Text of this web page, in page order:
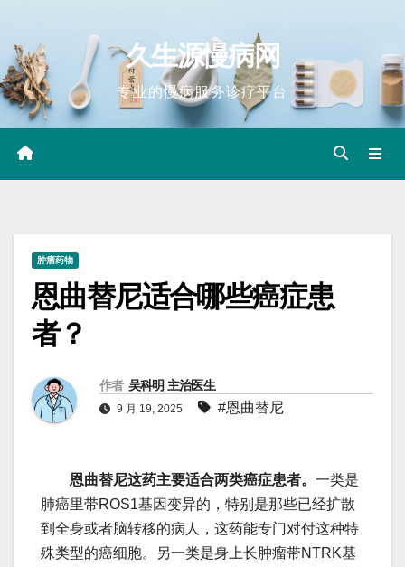
content
久生源慢病网
专业的慢病服务诊疗平台
肿瘤药物
恩曲替尼适合哪些癌症患
者？
作者 吴科明 主治医生
9 月 19, 2025 #恩曲替尼
恩曲替尼这药主要适合两类癌症患者。 一类是
肺癌里带ROS1基因变异的，特别是那些已经扩散
到全身或者脑转移的病人，这药能专门对付这种特
殊类型的癌细胞。另一类是身上长肿瘤带NTRK基